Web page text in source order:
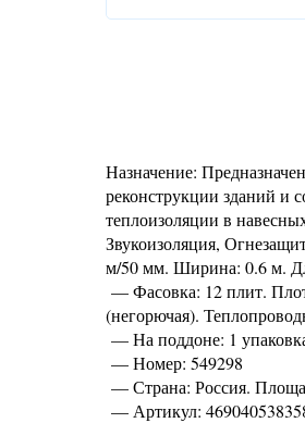
Назначение:
реконструкции зданий и
теплоизоляции в
Звукоизоляция,
м/50 мм. Ширина: 0.6 м.
— Фасовка: 12 плит.
(негорючая).
— На поддоне: 1
— Номер: 549298
— Страна: Россия.
— Артикул: